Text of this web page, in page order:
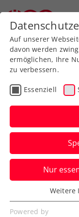
News filtern
Auf unserer
davon werden
ermöglichen, Ihre
zu verbessern.
Essenziell
Nur
Essenziell
Essenzielle
Weitere
Powered by